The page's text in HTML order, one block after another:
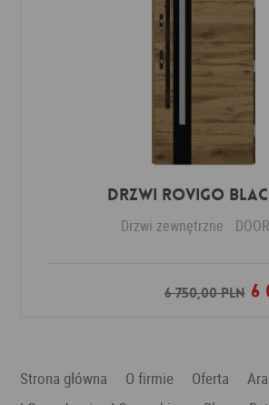
DRZWI ROVIGO
Drzwi zewnętrzne
6 750,00 PLN6
Dodaj do
Strona główna O firmie Oferta